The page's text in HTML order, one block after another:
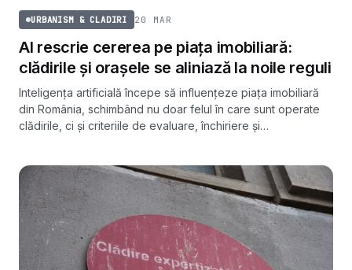
URBANISM & CLADIRI 20 MAR
AI rescrie cererea pe piața imobiliară:
clădirile și orașele se aliniază la noile reguli
Inteligența artificială începe să influențeze piața imobiliară
din România, schimbând nu doar felul în care sunt operate
clădirile, ci și criteriile de evaluare, închiriere și